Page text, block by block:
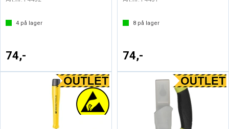
4 på lager
74,-
8 på lager
74,-